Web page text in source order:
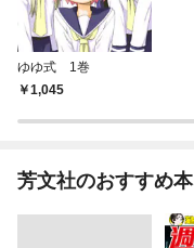
ゆゆ式 1巻
1,045
芳文社のおすすめ本